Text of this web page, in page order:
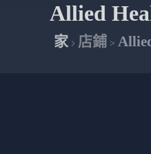
Allied
家 店鋪 >